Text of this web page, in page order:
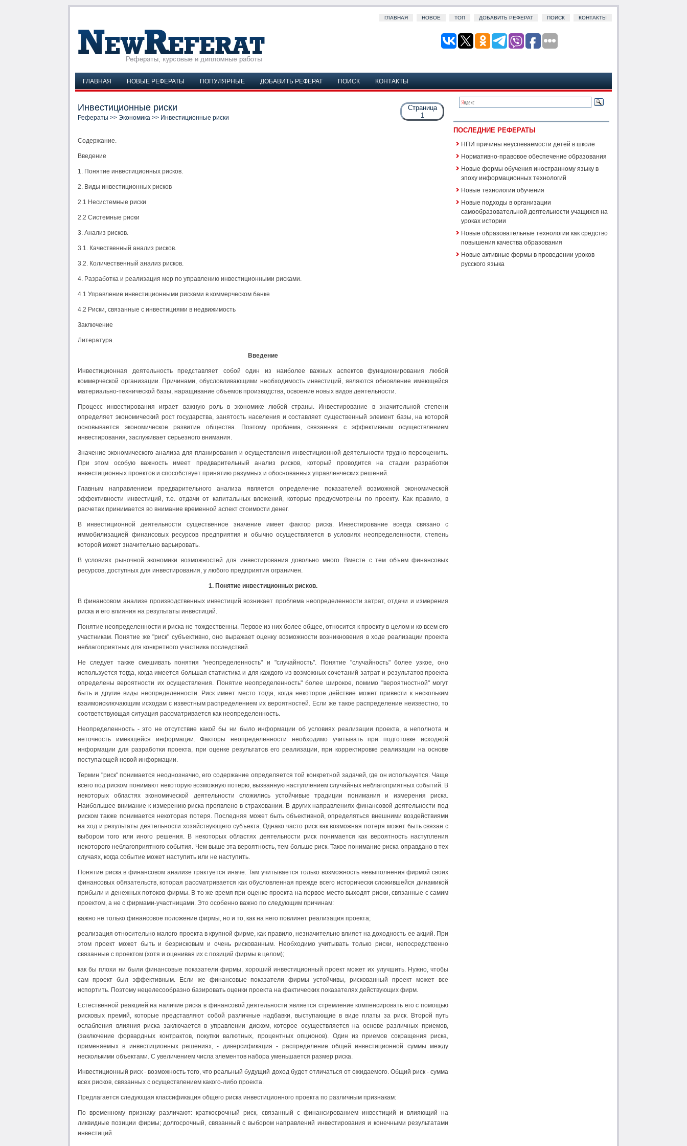
ГЛАВНАЯ НОВОЕ ТОП ДОБАВИТЬ РЕФЕРАТ ПОИСК КОНТАКТЫ
ГЛАВНАЯ НОВЫЕ РЕФЕРАТЫ ПОПУЛЯРНЫЕ ДОБАВИТЬ РЕФЕРАТ ПОИСК КОНТАКТЫ
Страница
1
Инвестиционные риски
Рефераты >> Экономика >> Инвестиционные риски
Содержание.
Введение
1. Понятие инвестиционных рисков.
2. Виды инвестиционных рисков
2.1 Несистемные риски
2.2 Системные риски
3. Анализ рисков.
3.1. Качественный анализ рисков.
3.2. Количественный анализ рисков.
4. Разработка и реализация мер по управлению инвестиционными рисками.
4.1 Управление инвестиционными рисками в коммерческом банке
4.2 Риски, связанные с инвестициями в недвижимость
Заключение
Литература.
Введение
Инвестиционная деятельность представляет собой один из наиболее важных аспектов функционирования любой
коммерческой организации. Причинами, обусловливающими необходимость инвестиций, являются обновление имеющейся
материально-технической базы, наращивание объемов производства, освоение новых видов деятельности.
Процесс инвестирования играет важную роль в экономике любой страны. Инвестирование в значительной степени
определяет экономический рост государства, занятость населения и составляет существенный элемент базы, на которой
основывается экономическое развитие общества. Поэтому проблема, связанная с эффективным осуществлением
инвестирования, заслуживает серьезного внимания.
Значение экономического анализа для планирования и осуществления инвестиционной деятельности трудно переоценить.
При этом особую важность имеет предварительный анализ рисков, который проводится на стадии разработки
инвестиционных проектов и способствует принятию разумных и обоснованных управленческих решений.
Главным направлением предварительного анализа является определение показателей возможной экономической
эффективности инвестиций, т.е. отдачи от капитальных вложений, которые предусмотрены по проекту. Как правило, в
расчетах принимается во внимание временной аспект стоимости денег.
В инвестиционной деятельности существенное значение имеет фактор риска. Инвестирование всегда связано с
иммобилизацией финансовых ресурсов предприятия и обычно осуществляется в условиях неопределенности, степень
которой может значительно варьировать.
В условиях рыночной экономики возможностей для инвестирования довольно много. Вместе с тем объем финансовых
ресурсов, доступных для инвестирования, у любого предприятия ограничен.
1. Понятие инвестиционных рисков.
В финансовом анализе производственных инвестиций возникает проблема неопределенности затрат, отдачи и измерения
риска и его влияния на результаты инвестиций.
Понятие неопределенности и риска не тождественны. Первое из них более общее, относится к проекту в целом и ко всем его
участникам. Понятие же "риск" субъективно, оно выражает оценку возможности возникновения в ходе реализации проекта
неблагоприятных для конкретного участника последствий.
Не следует также смешивать понятия "неопределенность" и "случайность". Понятие "случайность" более узкое, оно
используется тогда, когда имеется большая статистика и для каждого из возможных сочетаний затрат и результатов проекта
определены вероятности их осуществления. Понятие неопределенность" более широкое, помимо "вероятностной" могут
быть и другие виды неопределенности. Риск имеет место тогда, когда некоторое действие может привести к нескольким
взаимоисключающим исходам с известным распределением их вероятностей. Если же такое распределение неизвестно, то
соответствующая ситуация рассматривается как неопределенность.
Неопределенность - это не отсутствие какой бы ни было информации об условиях реализации проекта, а неполнота и
неточность имеющейся информации. Факторы неопределенности необходимо учитывать при подготовке исходной
информации для разработки проекта, при оценке результатов его реализации, при корректировке реализации на основе
поступающей новой информации.
Термин "риск" понимается неоднозначно, его содержание определяется той конкретной задачей, где он используется. Чаще
всего под риском понимают некоторую возможную потерю, вызванную наступлением случайных неблагоприятных событий. В
некоторых областях экономической деятельности сложились устойчивые традиции понимания и измерения риска.
Наибольшее внимание к измерению риска проявлено в страховании. В других направлениях финансовой деятельности под
риском также понимается некоторая потеря. Последняя может быть объективной, определяться внешними воздействиями
на ход и результаты деятельности хозяйствующего субъекта. Однако часто риск как возможная потеря может быть связан с
выбором того или иного решения. В некоторых областях деятельности риск понимается как вероятность наступления
некоторого неблагоприятного события. Чем выше эта вероятность, тем больше риск. Такое понимание риска оправдано в тех
случаях, когда событие может наступить или не наступить.
Понятие риска в финансовом анализе трактуется иначе. Там учитывается только возможность невыполнения фирмой своих
финансовых обязательств, которая рассматривается как обусловленная прежде всего исторически сложившейся динамикой
прибыли и денежных потоков фирмы. В то же время при оценке проекта на первое место выходят риски, связанные с самим
проектом, а не с фирмами-участницами. Это особенно важно по следующим причинам:
важно не только финансовое положение фирмы, но и то, как на него повлияет реализация проекта;
реализация относительно малого проекта в крупной фирме, как правило, незначительно влияет на доходность ее акций. При
этом проект может быть и безрисковым и очень рискованным. Необходимо учитывать только риски, непосредственно
связанные с проектом (хотя и оценивая их с позиций фирмы в целом);
как бы плохи ни были финансовые показатели фирмы, хороший инвестиционный проект может их улучшить. Нужно, чтобы
сам проект был эффективным. Если же финансовые показатели фирмы устойчивы, рискованный проект может все
испортить. Поэтому нецелесообразно базировать оценки проекта на фактических показателях действующих фирм.
Естественной реакцией на наличие риска в финансовой деятельности является стремление компенсировать его с помощью
рисковых премий, которые представляют собой различные надбавки, выступающие в виде платы за риск. Второй путь
ослабления влияния риска заключается в управлении диском, которое осуществляется на основе различных приемов,
(заключение форвардных контрактов, покупки валютных, процентных опционов). Один из приемов сокращения риска,
применяемых в инвестиционных решениях, - диверсификация - распределение общей инвестиционной суммы между
несколькими объектами. С увеличением числа элементов набора уменьшается размер риска.
Инвестиционный риск - возможность того, что реальный будущий доход будет отличаться от ожидаемого. Общий риск - сумма
всех рисков, связанных с осуществлением какого-либо проекта.
Предлагается следующая классификация общего риска инвестиционного проекта по различным признакам:
По временному признаку различают: краткосрочный риск, связанный с финансированием инвестиций и влияющий на
ликвидные позиции фирмы; долгосрочный, связанный с выбором направлений инвестирования и конечными результатами
инвестиций.
ПОСЛЕДНИЕ РЕФЕРАТЫ
НПИ причины неуспеваемости детей в школе
Нормативно-правовое обеспечение образования
Новые формы обучения иностранному языку в
эпоху информационных технологий
Новые технологии обучения
Новые подходы в организации
самообразовательной деятельности учащихся на
уроках истории
Новые образовательные технологии как средство
повышения качества образования
Новые активные формы в проведении уроков
русского языка